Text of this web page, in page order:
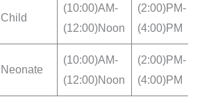
Child
(10:00)AM-
(12:00)Noon
(2:00)PM-
(4:00)PM
Neonate
(10:00)AM-
(12:00)Noon
(2:00)PM-
(4:00)PM